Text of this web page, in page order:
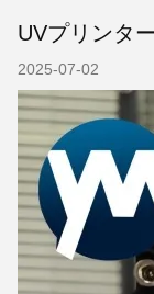
UVプリンタ
2025-07-02